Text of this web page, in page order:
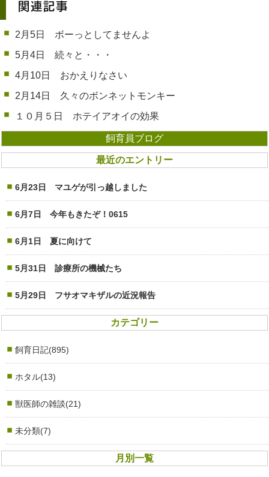
関連記事
2月5日 ボーっとしてませんよ
5月4日 続々と・・・
4月10日 おかえりなさい
2月14日 久々のボンネットモンキー
１０月５日 ホテイアオイの効果
飼育員ブログ
最近のエントリー
6月23日 マユゲが引っ越しました
6月7日 今年もきたぞ！0615
6月1日 夏に向けて
5月31日 診療所の機械たち
5月29日 フサオマキザルの近況報告
カテゴリー
飼育日記(895)
ホタル(13)
獣医師の雑談(21)
未分類(7)
月別一覧